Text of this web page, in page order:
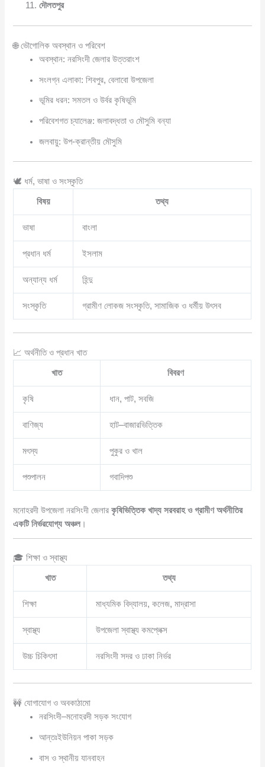
দৌলতপুর
🌐 ভৌগোলিক অবস্থান ও পরিবেশ
অবস্থান: নরসিংদী জেলার উত্তরাংশ
সংলগ্ন এলাকা: শিবপুর, বেলাবো উপজেলা
ভূমির ধরন: সমতল ও উর্বর কৃষিভূমি
পরিবেশগত চ্যালেঞ্জ: জলাবদ্ধতা ও মৌসুমি বন্যা
জলবায়ু: উপ-ক্রান্তীয় মৌসুমি
🕊️ ধর্ম, ভাষা ও সংস্কৃতি
বিষয় তথ্য
ভাষা বাংলা
প্রধান ধর্ম ইসলাম
অন্যান্য ধর্ম হিন্দু
সংস্কৃতি গ্রামীণ লোকজ সংস্কৃতি, সামাজিক ও ধর্মীয় উৎসব
📈 অর্থনীতি ও প্রধান খাত
খাত বিবরণ
কৃষি ধান, পাট, সবজি
বাণিজ্য হাট–বাজারভিত্তিক
মৎস্য পুকুর ও খাল
পশুপালন গবাদিপশু
মনোহরদী উপজেলা নরসিংদী জেলারকৃষিভিত্তিক খাদ্য সরবরাহ ও গ্রামীণ অর্থনীতির
একটি নির্ভরযোগ্য অঞ্চল।
🎓 শিক্ষা ও স্বাস্থ্য
খাত তথ্য
শিক্ষা মাধ্যমিক বিদ্যালয়, কলেজ, মাদ্রাসা
স্বাস্থ্য উপজেলা স্বাস্থ্য কমপ্লেক্স
উচ্চ চিকিৎসা নরসিংদী সদর ও ঢাকা নির্ভর
🚧 যোগাযোগ ও অবকাঠামো
নরসিংদী–মনোহরদী সড়ক সংযোগ
আন্তঃইউনিয়ন পাকা সড়ক
বাস ও স্থানীয় যানবাহন